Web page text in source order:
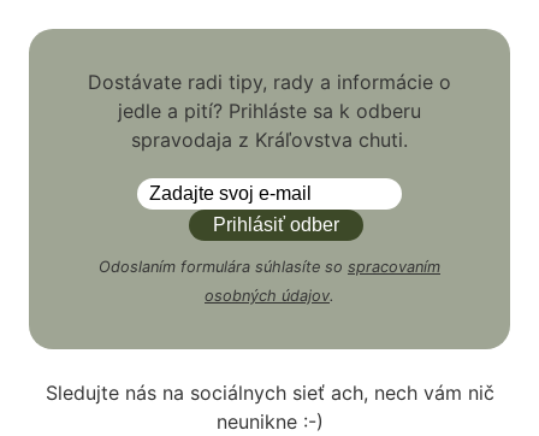
Dostávate radi tipy, rady a informácie o
jedle a pití? Prihláste sa k odberu
spravodaja z Kráľovstva chuti.
Odoslaním formulára súhlasíte so spracovaním
osobných údajov.
Sledujte nás na sociálnych sieť ach, nech vám nič
neunikne :-)